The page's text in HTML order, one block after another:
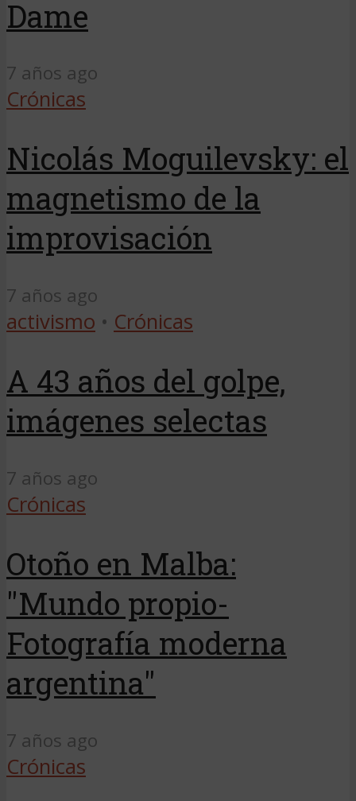
Dame
7 años ago
Crónicas
Nicolás Moguilevsky: el
magnetismo de la
improvisación
7 años ago
activismo • Crónicas
A 43 años del golpe,
imágenes selectas
7 años ago
Crónicas
Otoño en Malba:
"Mundo propio-
Fotografía moderna
argentina"
7 años ago
Crónicas